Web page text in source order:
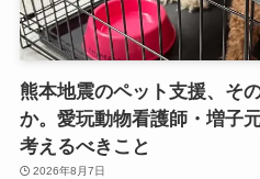
熊本地震のペット支援、そ
か。愛玩動物看護師・増子
考えるべきこと
2026年8月7日